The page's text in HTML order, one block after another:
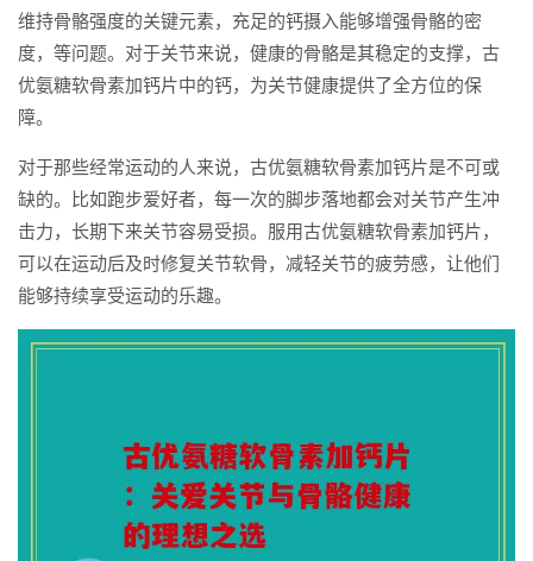
维持骨骼强度的关键元素，充足的钙摄入能够增强骨骼的密
度，等问题。对于关节来说，健康的骨骼是其稳定的支撑，古
优氨糖软骨素加钙片中的钙，为关节健康提供了全方位的保
障。
对于那些经常运动的人来说，古优氨糖软骨素加钙片是不可或
缺的。比如跑步爱好者，每一次的脚步落地都会对关节产生冲
击力，长期下来关节容易受损。服用古优氨糖软骨素加钙片，
可以在运动后及时修复关节软骨，减轻关节的疲劳感，让他们
能够持续享受运动的乐趣。